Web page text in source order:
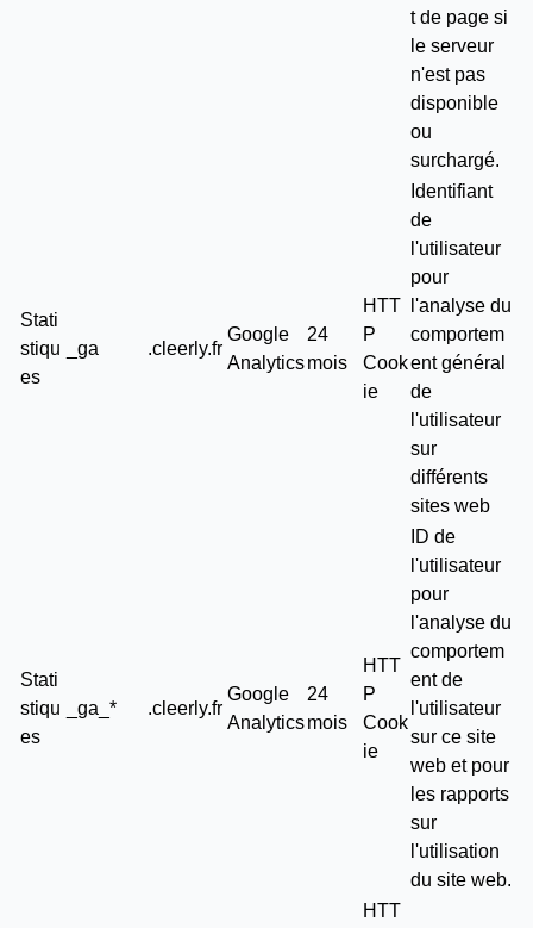
t de page si
le serveur
n'est pas
disponible
ou
surchargé.
Stati
stiqu
es
_ga .cleerly.fr
Google
Analytics
24
mois
HTT
P
Cook
ie
Identifiant
de
l'utilisateur
pour
l'analyse du
comportem
ent général
de
l'utilisateur
sur
différents
sites web
Stati
stiqu
es
_ga_* .cleerly.fr
Google
Analytics
24
mois
HTT
P
Cook
ie
ID de
l'utilisateur
pour
l'analyse du
comportem
ent de
l'utilisateur
sur ce site
web et pour
les rapports
sur
l'utilisation
du site web.
HTT